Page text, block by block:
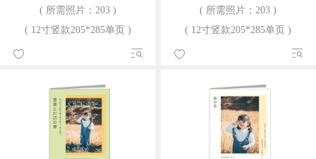
( 所需照片：203 )
( 12寸竖款205*285单页 )
( 所需照片：203 )
( 12寸竖款205*285单页 )